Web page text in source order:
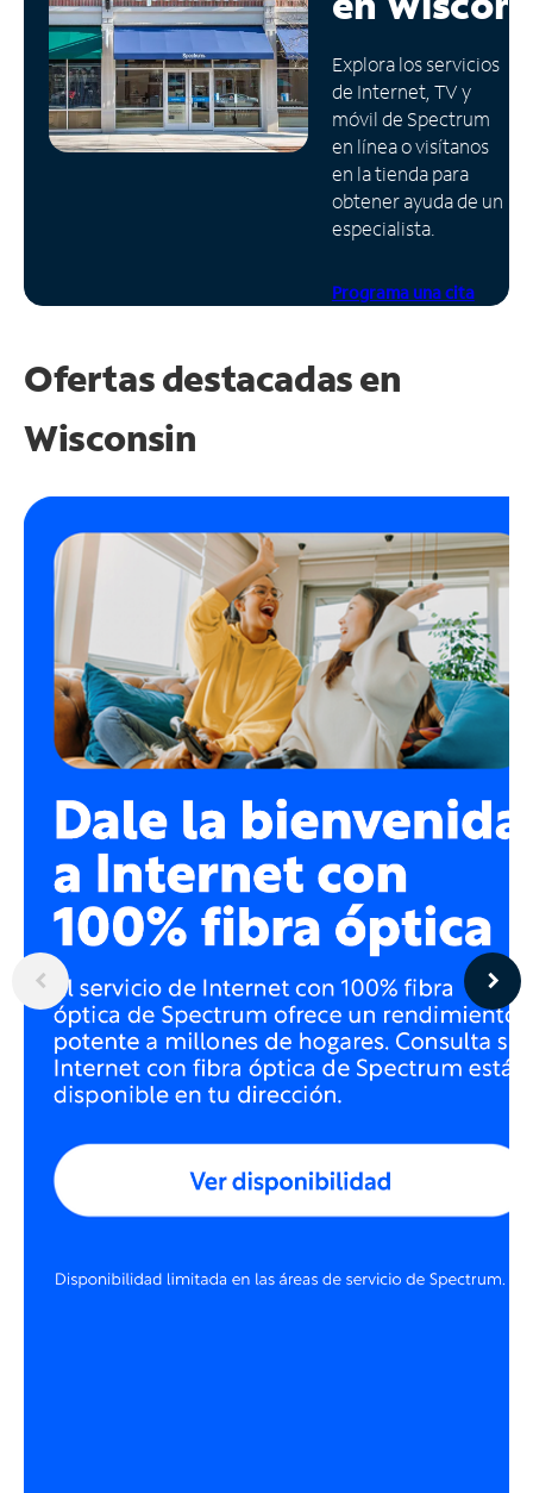
Administrar
cuenta
Encuentra
una
tienda
Explora los servicios
de Internet, TV y
móvil de Spectrum
en línea o visítanos
en la tienda para
obtener ayuda de un
especialista.
Programa una cita
Ofertas destacadas en
Wisconsin